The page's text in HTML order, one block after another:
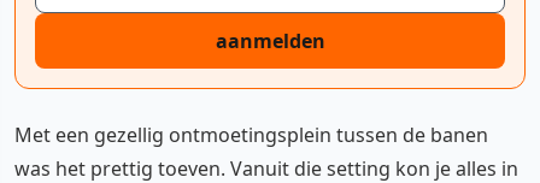
aanmelden
Met een gezellig ontmoetingsplein tussen de banen
was het prettig toeven. Vanuit die setting kon je alles in